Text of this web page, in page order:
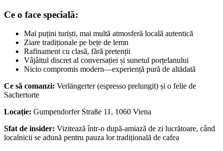
Ce o face specială:
Mai puțini turiști, mai multă atmosferă locală autentică
Ziare tradiționale pe bețe de lemn
Rafinament cu clasă, fără pretenții
Vâjâitul discret al conversației și sunetul porțelanului
Nicio compromis modern—experiență pură de altădată
Ce să comanzi: Verlängerter (espresso prelungit) și o felie de
Sachertorte
Locație: Gumpendorfer Straße 11, 1060 Viena
Sfat de insider: Vizitează într-o după-amiază de zi lucrătoare, când
localnicii se adună pentru pauza lor tradițională de cafea